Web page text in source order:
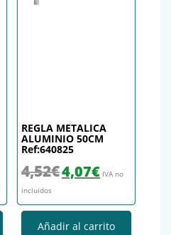
REGLA METALICA
ALUMINIO 50CM
Ref:640825
4,52€ El precio original era: 4,52€.
4,07€El precio actual
IVA no
incluidos
Añadir al carrito